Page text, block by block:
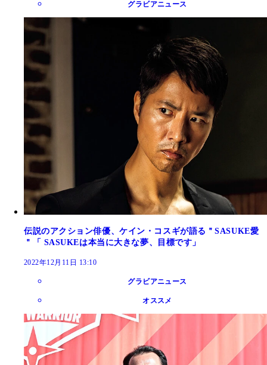
グラビアニュース
伝説のアクション俳優、ケイン・コスギが語る＂SASUKE愛
＂「 SASUKEは本当に大きな夢、目標です」
2022年12月11日 13:10
グラビアニュース
オススメ